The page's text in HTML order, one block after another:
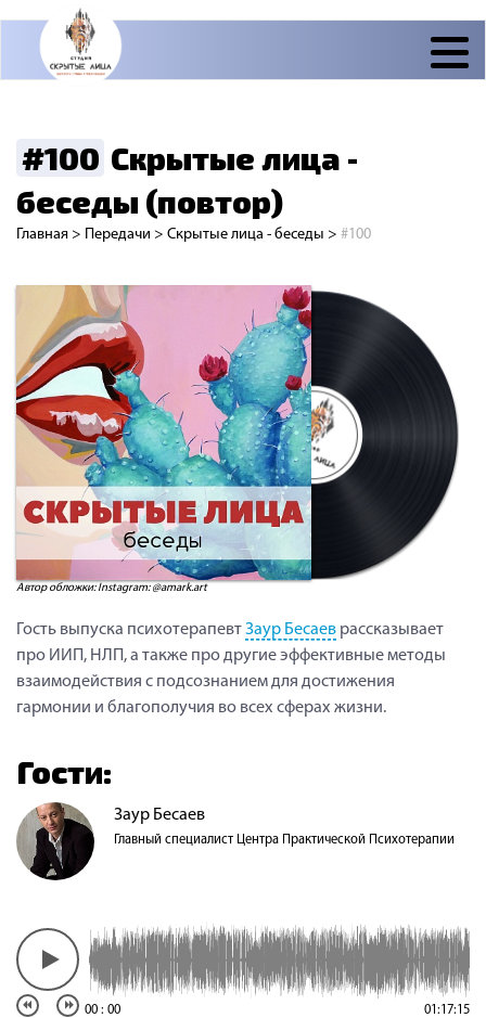
#100 Скрытые лица -
беседы (повтор)
Главная > Передачи > Скрытые лица - беседы > #100
Автор обложки: Instagram: @amark.art
Гость выпуска психотерапевтЗаур Бесаев рассказывает
про ИИП, НЛП, а также про другие эффективные методы
взаимодействия с подсознанием для достижения
гармонии и благополучия во всех сферах жизни.
Гости:
Заур Бесаев
Главный специалист Центра Практической Психотерапии
00 : 00 01:17:15